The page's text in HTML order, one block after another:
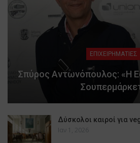
ΕΠΙΧΕΙΡΗΜΑΤΙΕΣ
Σπύρος Αντωνόπουλος: «Η
Δύσκολοι καιροί για
Ιαν 1, 2026